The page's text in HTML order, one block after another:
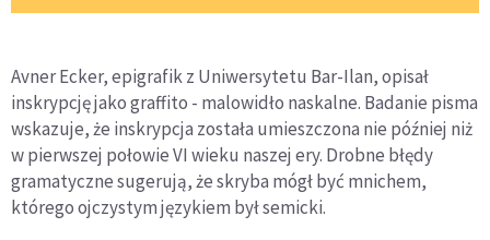
Avner Ecker, epigrafik z Uniwersytetu Bar-Ilan, opisał
inskrypcję jako graffito - malowidło naskalne. Badanie pisma
wskazuje, że inskrypcja została umieszczona nie później niż
w pierwszej połowie VI wieku naszej ery. Drobne błędy
gramatyczne sugerują, że skryba mógł być mnichem,
którego ojczystym językiem był semicki.